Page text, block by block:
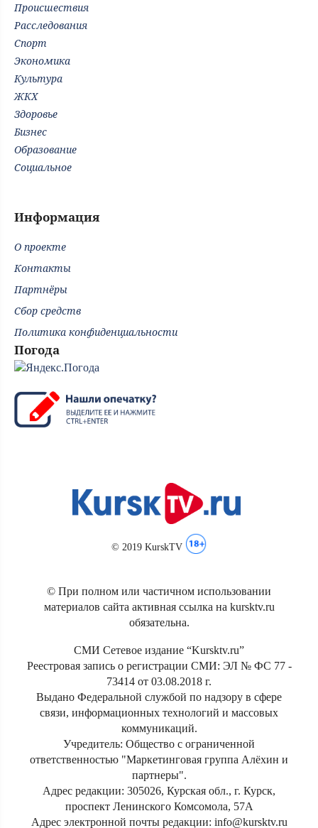
Происшествия
Расследования
Спорт
Экономика
Культура
ЖКХ
Здоровье
Бизнес
Образование
Социальное
Информация
О проекте
Контакты
Партнёры
Сбор средств
Политика конфиденциальности
Погода
© 2019 KurskTV
© При полном или частичном использовании
материалов сайта активная ссылка на kursktv.ru
обязательна.
СМИ Сетевое издание “Kursktv.ru”
Реестровая запись о регистрации СМИ: ЭЛ № ФС 77 -
73414 от 03.08.2018 г.
Выдано Федеральной службой по надзору в сфере
связи, информационных технологий и массовых
коммуникаций.
Учредитель: Общество с ограниченной
ответственностью "Маркетинговая группа Алёхин и
партнеры".
Адрес редакции: 305026, Курская обл., г. Курск,
проспект Ленинского Комсомола, 57А
Адрес электронной почты редакции: info@kursktv.ru